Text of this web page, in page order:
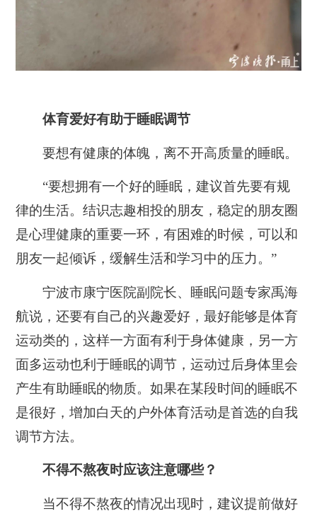
体育爱好有助于睡眠调节
要想有健康的体魄，离不开高质量的睡眠。
“要想拥有一个好的睡眠，建议首先要有规
律的生活。结识志趣相投的朋友，稳定的朋友圈
是心理健康的重要一环，有困难的时候，可以和
朋友一起倾诉，缓解生活和学习中的压力。”
宁波市康宁医院副院长、睡眠问题专家禹海
航说，还要有自己的兴趣爱好，最好能够是体育
运动类的，这样一方面有利于身体健康，另一方
面多运动也利于睡眠的调节，运动过后身体里会
产生有助睡眠的物质。如果在某段时间的睡眠不
是很好，增加白天的户外体育活动是首选的自我
调节方法。
不得不熬夜时应该注意哪些？
当不得不熬夜的情况出现时，建议提前做好